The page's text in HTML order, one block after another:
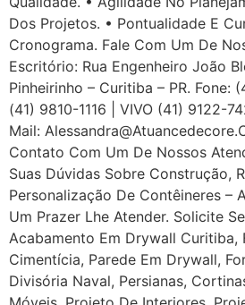
Dos Projetos. • Pontualidade E
Cronograma. Fale Com Um De
Escritório: Rua Engenheiro João
Pinheirinho – Curitiba – PR. Fone:
(41) 9810-1116 | VIVO (41) 9122-
Mail:
Contato Com Um De Nossos
Suas Dúvidas Sobre Construção,
Personalização De Contêineres –
Um Prazer Lhe Atender. Solicite
Acabamento Em Drywall Curitiba,
Cimentícia, Parede Em Drywall,
Divisória Naval, Persianas,